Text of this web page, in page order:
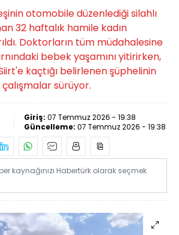
otomobile düzenlediği silahlı
32 haftalık hamile kadın
Doktorların tüm müdahalesine
bebek yaşamını yitirirken,
kaçtığı belirlenen şüphelinin
sürüyor.
Giriş: 07 Temmuz 2026 - 19:38
Güncelleme: 07 Temmuz 2026 - 19:38
kaynağınızı Habertürk olarak seçmek